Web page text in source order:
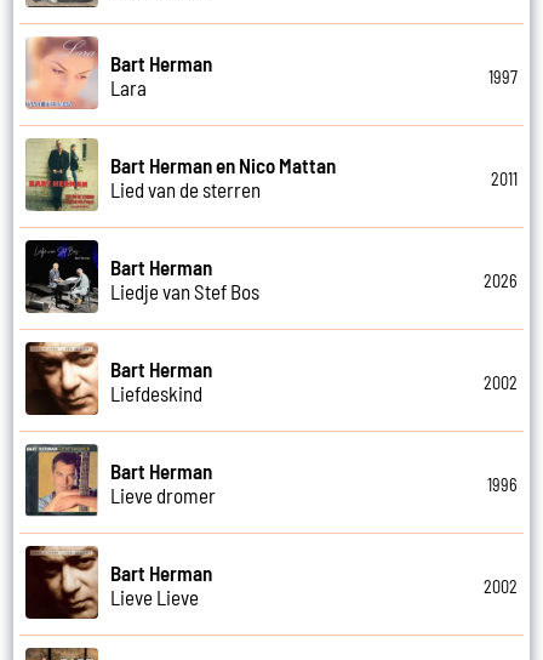
Bart Herman
Lara
1997
Bart Herman en Nico Mattan
Lied van de sterren
2011
Bart Herman
Liedje van Stef Bos
2026
Bart Herman
Liefdeskind
2002
Bart Herman
Lieve dromer
1996
Bart Herman
Lieve Lieve
2002